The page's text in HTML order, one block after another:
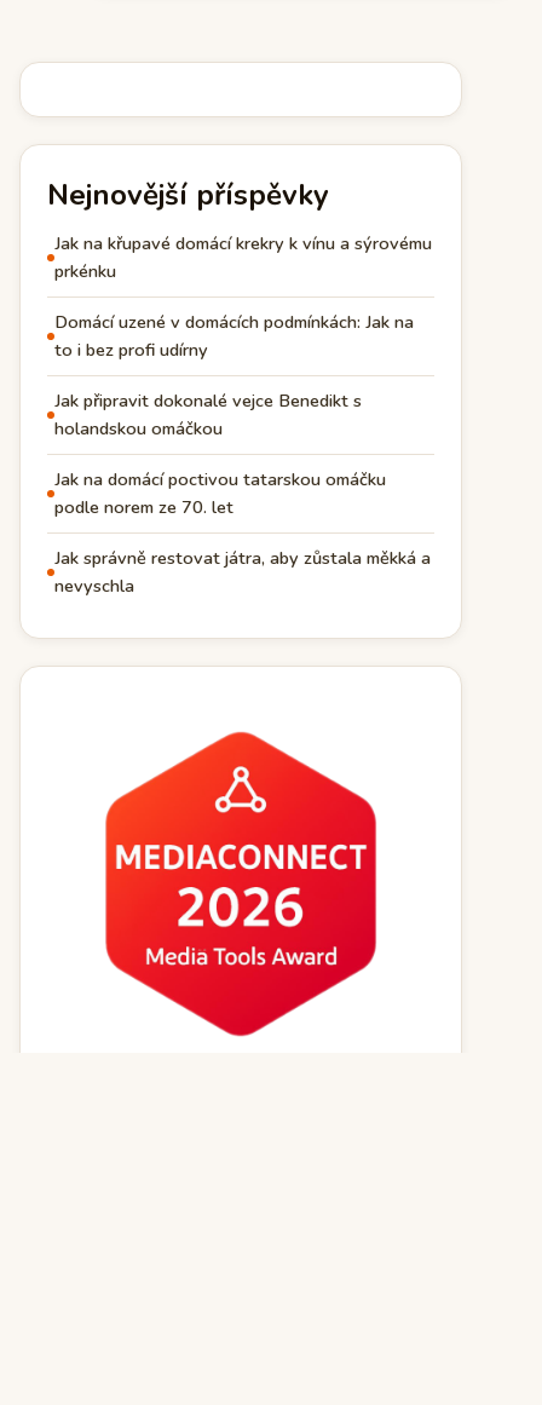
Nejnovější příspěvky
Jak na křupavé domácí krekry k vínu a sýrovému
prkénku
Domácí uzené v domácích podmínkách: Jak na
to i bez profi udírny
Jak připravit dokonalé vejce Benedikt s
holandskou omáčkou
Jak na domácí poctivou tatarskou omáčku
podle norem ze 70. let
Jak správně restovat játra, aby zůstala měkká a
nevyschla